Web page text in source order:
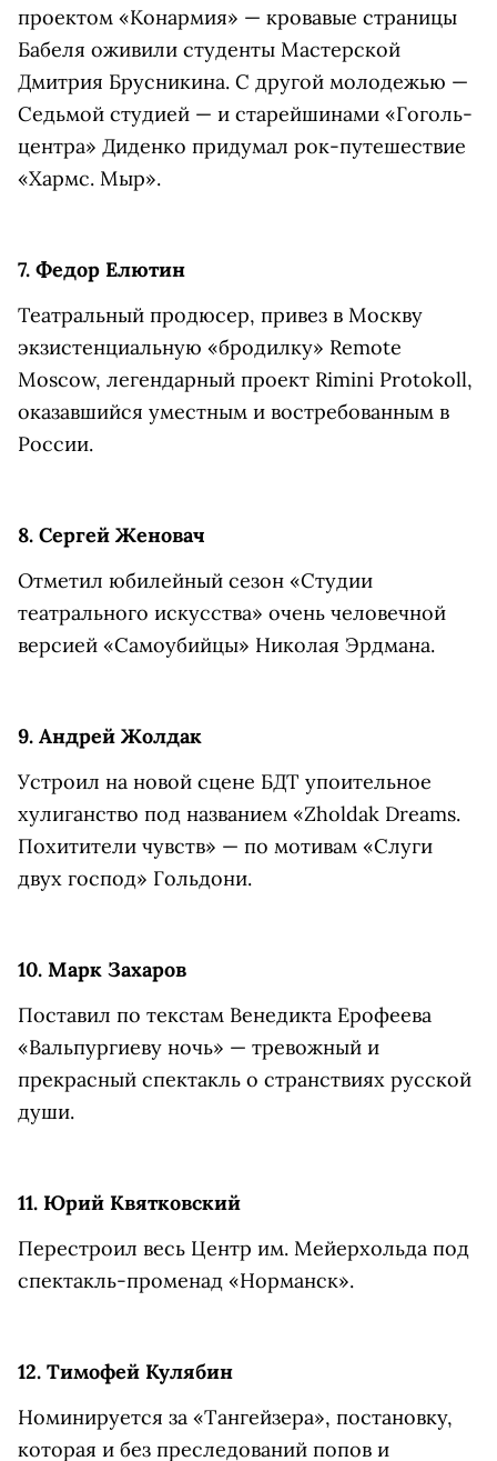
проектом «Конармия» — кровавые страницы
Бабеля оживили студенты Мастерской
Дмитрия Брусникина. С другой молодежью —
Седьмой студией — и старейшинами «Гоголь-
центра» Диденко придумал рок-путешествие
«Хармс. Мыр».
7. Федор Елютин
Театральный продюсер, привез в Москву
экзистенциальную «бродилку» Remote
Moscow, легендарный проект Rimini Protokoll,
оказавшийся уместным и востребованным в
России.
8. Сергей Женовач
Отметил юбилейный сезон «Студии
театрального искусства» очень человечной
версией «Самоубийцы» Николая Эрдмана.
9. Андрей Жолдак
Устроил на новой сцене БДТ упоительное
хулиганство под названием «Zholdak Dreams.
Похитители чувств» — по мотивам «Слуги
двух господ» Гольдони.
10. Марк Захаров
Поставил по текстам Венедикта Ерофеева
«Вальпургиеву ночь» — тревожный и
прекрасный спектакль о странствиях русской
души.
11. Юрий Квятковский
Перестроил весь Центр им. Мейерхольда под
спектакль-променад «Норманск».
12. Тимофей Кулябин
Номинируется за «Тангейзера», постановку,
которая и без преследований попов и